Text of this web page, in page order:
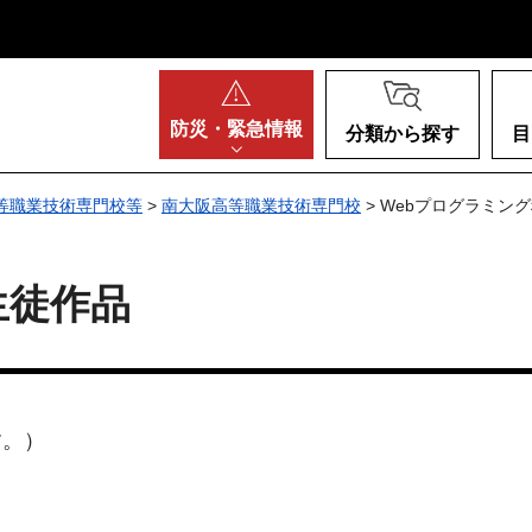
防災・ 緊急情報 分類から探す
職業技術専門校等 > 南大阪高等職業技術専門校 > Webプログラミン
作品
）